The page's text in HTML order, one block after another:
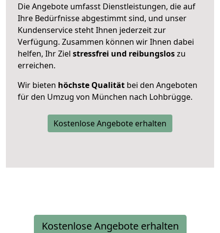
Die Angebote umfasst Dienstleistungen, die auf
Ihre Bedürfnisse abgestimmt sind, und unser
Kundenservice steht Ihnen jederzeit zur
Verfügung. Zusammen können wir Ihnen dabei
helfen, Ihr Ziel stressfrei und reibungsloszu
erreichen.
Wir bieten höchste Qualität bei den Angeboten
für den Umzug von München nach Lohbrügge.
Kostenlose Angebote erhalten
Kostenlose Angebote erhalten